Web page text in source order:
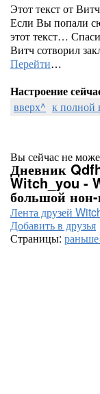
Этот текст от
Если Вы попали
этот текст…
Витч сотворил
Перейти…
Настроение
вверх^ к полной
Вы сейчас не
Дневник
Witch_you -
большой
Лента друзей
Добавить в друзья
Страницы: